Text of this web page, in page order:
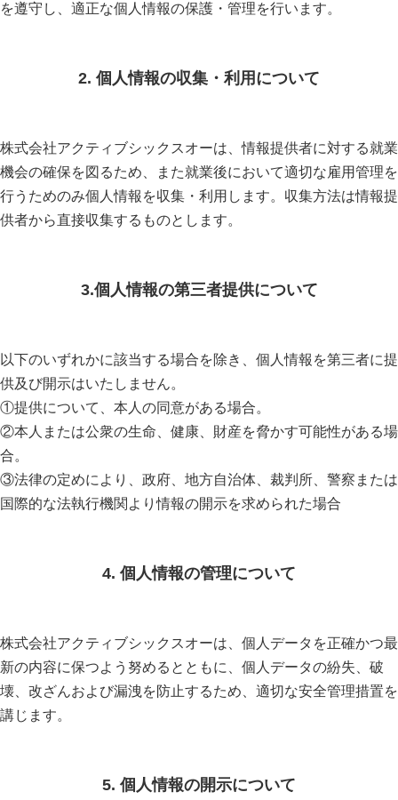
を遵守し、適正な個人情報の保護・管理を行います。
2. 個人情報の収集・利用について
株式会社アクティブシックスオーは、情報提供者に対する就業
機会の確保を図るため、また就業後において適切な雇用管理を
行うためのみ個人情報を収集・利用します。収集方法は情報提
供者から直接収集するものとします。
3.個人情報の第三者提供について
以下のいずれかに該当する場合を除き、個人情報を第三者に提
供及び開示はいたしません。
①提供について、本人の同意がある場合。
②本人または公衆の生命、健康、財産を脅かす可能性がある場
合。
③法律の定めにより、政府、地方自治体、裁判所、警察または
国際的な法執行機関より情報の開示を求められた場合
4. 個人情報の管理について
株式会社アクティブシックスオーは、個人データを正確かつ最
新の内容に保つよう努めるとともに、個人データの紛失、破
壊、改ざんおよび漏洩を防止するため、適切な安全管理措置を
講じます。
5. 個人情報の開示について